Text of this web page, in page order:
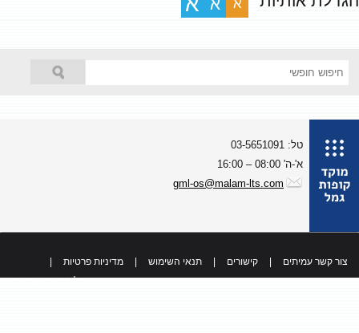
א
טל: 03-5651091
א'-ה' 08:00 – 16:00
gml-os@malam-lts.com
צור קשר עמיתים קישורים תנאי השימוש מדיניות פרטיות
כל הזכויות שמורות